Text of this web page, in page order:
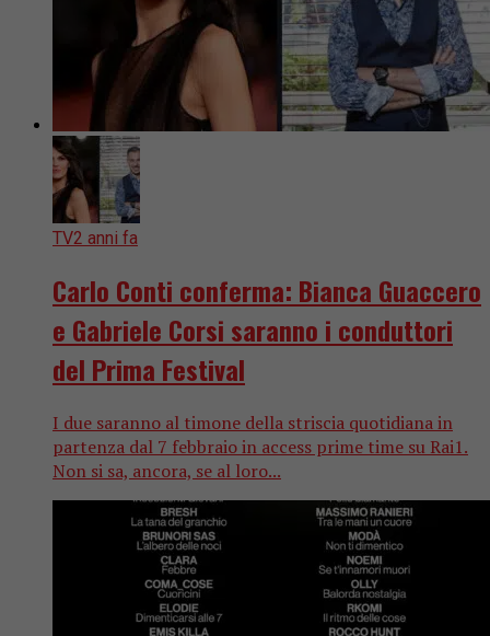
TV2 anni fa
Carlo Conti conferma: Bianca Guaccero
e Gabriele Corsi saranno i conduttori
del Prima Festival
I due saranno al timone della striscia quotidiana in
partenza dal 7 febbraio in access prime time su Rai1.
Non si sa, ancora, se al loro...